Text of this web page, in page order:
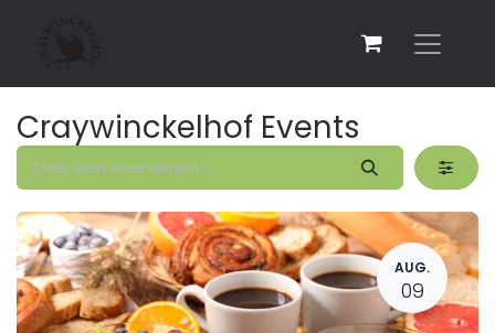
Craywinckelhof Events
AUG.
09